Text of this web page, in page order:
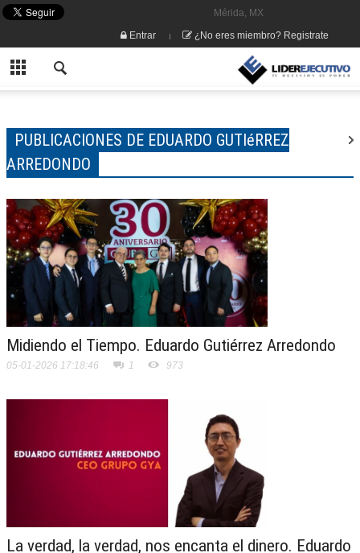
Mérida, MX
Entrar
¿No eres miembro? Registrate
PUBLICACIONES DE EDUARDO GUTIéRREZ
ARREDONDO
Midiendo el Tiempo. Eduardo Gutiérrez Arredondo
05-01-2026 17:18:46 1 973
La verdad, la verdad, nos encanta el dinero. Eduardo